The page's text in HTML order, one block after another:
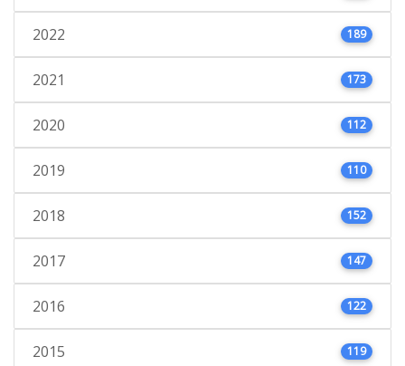
2022 189
2021 173
2020 112
2019 110
2018 152
2017 147
2016 122
2015 119